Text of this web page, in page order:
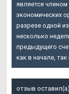
является
экономических
разрезе одной
несколько
предыдущего
как в начале, так
отзыв оставил(а)